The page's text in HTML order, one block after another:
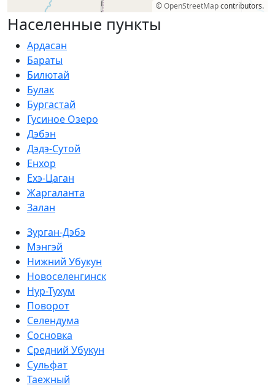
©OpenStreetMapcontributors.
Населенные пункты
Ардасан
Бараты
Билютай
Булак
Бургастай
Гусиное Озеро
Дэбэн
Дэдэ-Сутой
Енхор
Ехэ-Цаган
Жаргаланта
Залан
Зурган-Дэбэ
Мэнгэй
Нижний Убукун
Новоселенгинск
Нур-Тухум
Поворот
Селендума
Сосновка
Средний Убукун
Сульфат
Таежный